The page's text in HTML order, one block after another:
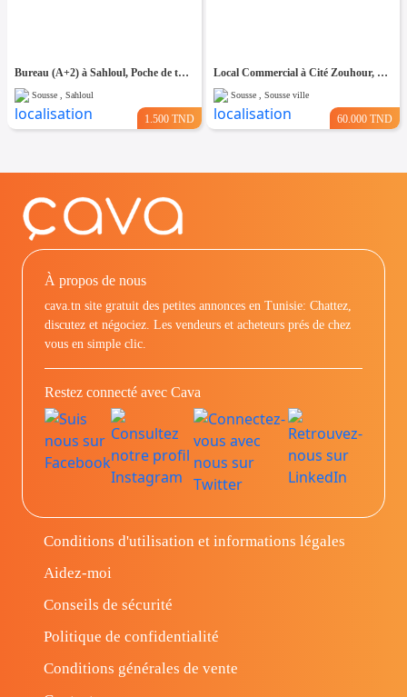
Bureau (A+2) à Sahloul, Poche de toutes Commodités
Sousse , Sahloul
1.500 TND
Local Commercial à Cité Zouhour, Proche de Toutes Commodités
Sousse , Sousse ville
60.000 TND
À propos de nous
cava.tn site gratuit des petites annonces en Tunisie: Chattez,
discutez et négociez. Les vendeurs et acheteurs prés de chez
vous en simple clic.
Restez connecté avec Cava
Conditions d'utilisation et informations légales
Aidez-moi
Conseils de sécurité
Politique de confidentialité
Conditions générales de vente